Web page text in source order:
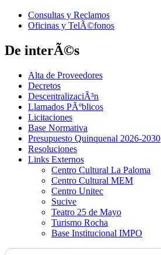
Consultas y Reclamos
Oficinas y TelÃ©fonos
De interÃ©s
Alta de Proveedores
Decretos
DescentralizaciÃ³n
Llamados PÃºblicos
Licitaciones
Base Normativa
Presupuesto Quinquenal 2026-2030
Resoluciones
Links Externos
Centro Cultural La Paloma
Centro Cultural MEM
Centro Unitec
Sucive
Teatro 25 de Mayo
Turismo Rocha
Base Institucional IMPO